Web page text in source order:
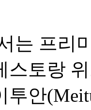
는 프리
토랑
투안